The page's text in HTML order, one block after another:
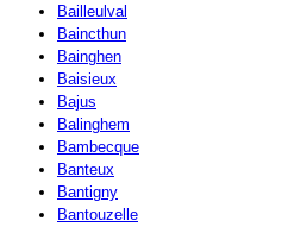
Bailleulval
Baincthun
Bainghen
Baisieux
Bajus
Balinghem
Bambecque
Banteux
Bantigny
Bantouzelle